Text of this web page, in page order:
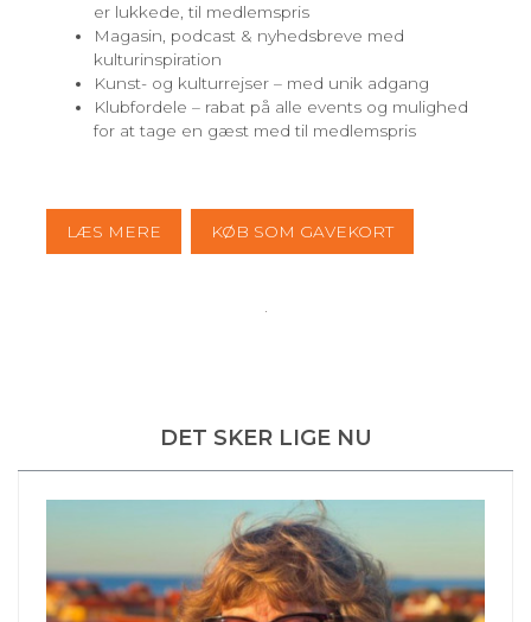
er lukkede, til medlemspris
Magasin, podcast & nyhedsbreve med
kulturinspiration
Kunst- og kulturrejser – med unik adgang
Klubfordele – rabat på alle events og mulighed
for at tage en gæst med til medlemspris
LÆS MERE KØB SOM GAVEKORT
DET SKER LIGE NU